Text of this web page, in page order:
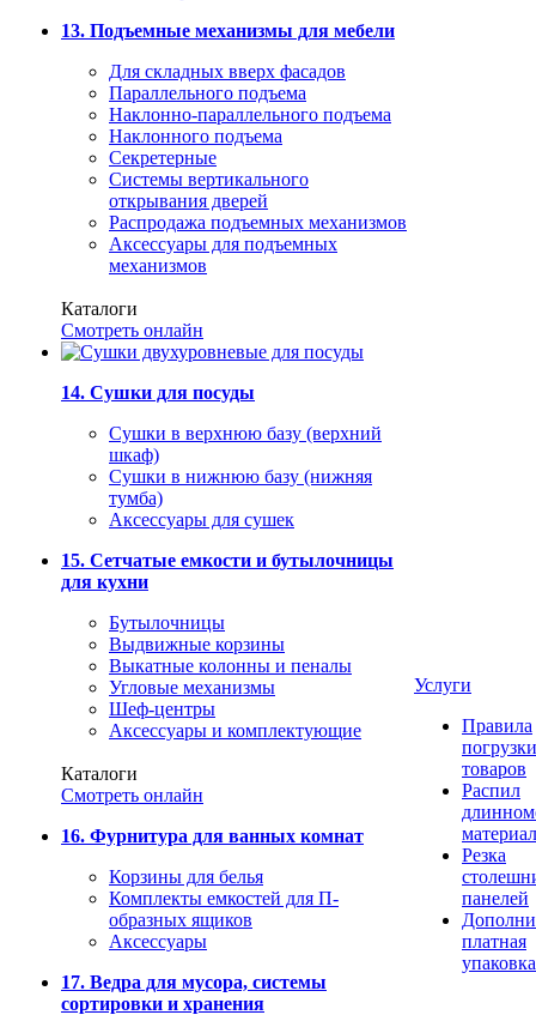
13. Подъемные механизмы для мебели
Для складных вверх фасадов
Параллельного подъема
Наклонно-параллельного подъема
Наклонного подъема
Секретерные
Системы вертикального
открывания дверей
Распродажа подъемных механизмов
Аксессуары для подъемных
механизмов
Каталоги
Смотреть онлайн
14. Сушки для посуды
Сушки в верхнюю базу (верхний
шкаф)
Сушки в нижнюю базу (нижняя
тумба)
Аксессуары для сушек
15. Сетчатые емкости и бутылочницы
для кухни
Бутылочницы
Выдвижные корзины
Выкатные колонны и пеналы
Угловые механизмы
Шеф-центры
Аксессуары и комплектующие
Каталоги
Смотреть онлайн
16. Фурнитура для ванных комнат
Корзины для белья
Комплекты емкостей для П-
образных ящиков
Аксессуары
17. Ведра для мусора, системы
сортировки и хранения
Услуги
Правила
погрузки
товаров
Распил
Резка
панелей
платная
упаковка